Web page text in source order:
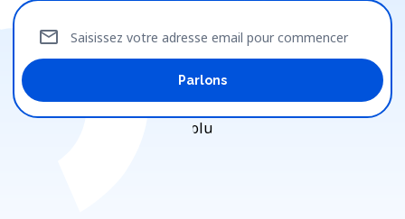
Saisissez votre adresse email pour commencer
mail
Parlons